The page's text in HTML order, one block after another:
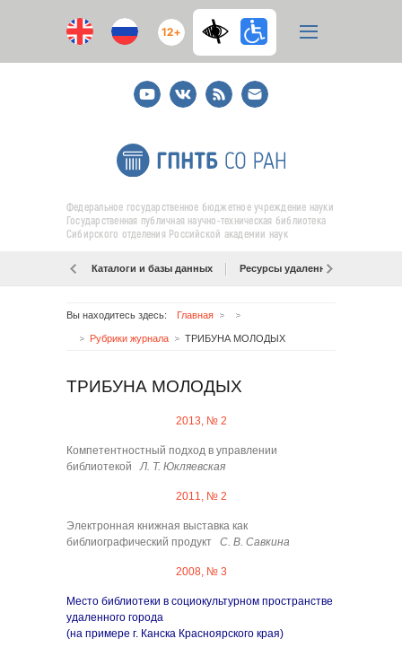
12+
YoutubeВКонтакте
RSS
E-
mail
подписка
Федеральное государственное бюджетное учреждение науки
Государственная публичная научно-техническая библиотека
Сибирского отделения Российской академии наук
Каталоги и базы данных Ресурсы удаленного доступа
Вы находитесь здесь: Главная
Рубрики журнала ТРИБУНА МОЛОДЫХ
ТРИБУНА МОЛОДЫХ
2013, № 2
Компетентностный подход в управлении
библиотекой
Л. Т. Юкляевская
2011, № 2
Электронная книжная выставка как
библиографический продукт
С. В. Савкина
2008, № 3
Место библиотеки в социокультурном пространстве
удаленного города
(на примере г. Канска Красноярского края)